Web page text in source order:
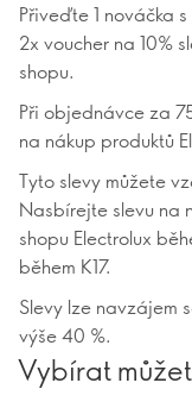
Přiveďte 1 nováčka
2x voucher na 10%
shopu.
Při objednávce za
na nákup produktů
Tyto slevy můžete
Nasbírejte slevu na
shopu Electrolux
během K17.
Slevy lze navzájem
výše 40 %.
Vybírat